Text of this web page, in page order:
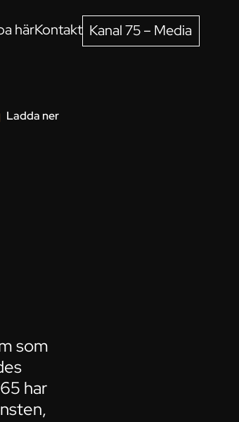
härKontakt Kanal 75 – Media
Ladda ner
som
har